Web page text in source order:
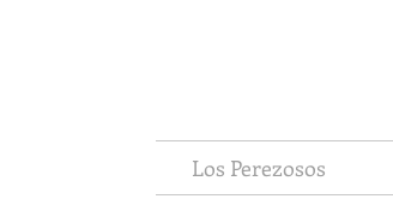
Los Perezosos